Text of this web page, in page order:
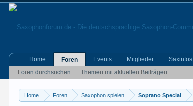
Home Foren Saxophon spielen Soprano Special
Home
Foren
Foren durchsuchen
Themen mit aktuellen Beiträgen
Events Mitglieder Saxinfos